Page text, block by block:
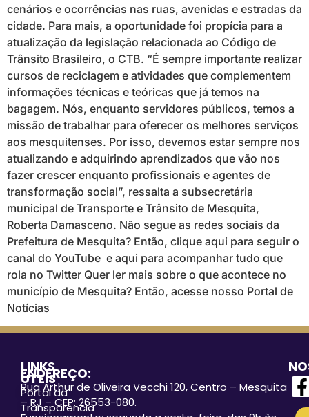
cenários e ocorrências nas ruas, avenidas e estradas da
cidade. Para mais, a oportunidade foi propícia para a
atualização da legislação relacionada ao Código de
Trânsito Brasileiro, o CTB. “É sempre importante realizar
cursos de reciclagem e atividades que complementem
informações técnicas e teóricas que já temos na
bagagem. Nós, enquanto servidores públicos, temos a
missão de trabalhar para oferecer os melhores serviços
aos mesquitenses. Por isso, devemos estar sempre nos
atualizando e adquirindo aprendizados que vão nos
fazer crescer enquanto profissionais e agentes de
transformação social”, ressalta a subsecretária
municipal de Transporte e Trânsito de Mesquita,
Roberta Damasceno. Não segue as redes sociais da
Prefeitura de Mesquita? Então, clique aqui para seguir o
canal do YouTube e aqui para acompanhar tudo que
rola no Twitter Quer ler mais sobre o que acontece no
município de Mesquita? Então, acesse nosso Portal de
Notícias
LINKS
ÚTEIS
Portal da
Transparência
ENDEREÇO:
Rua Arthur de Oliveira Vecchi 120, Centro – Mesquita
– RJ – CEP: 26553-080.